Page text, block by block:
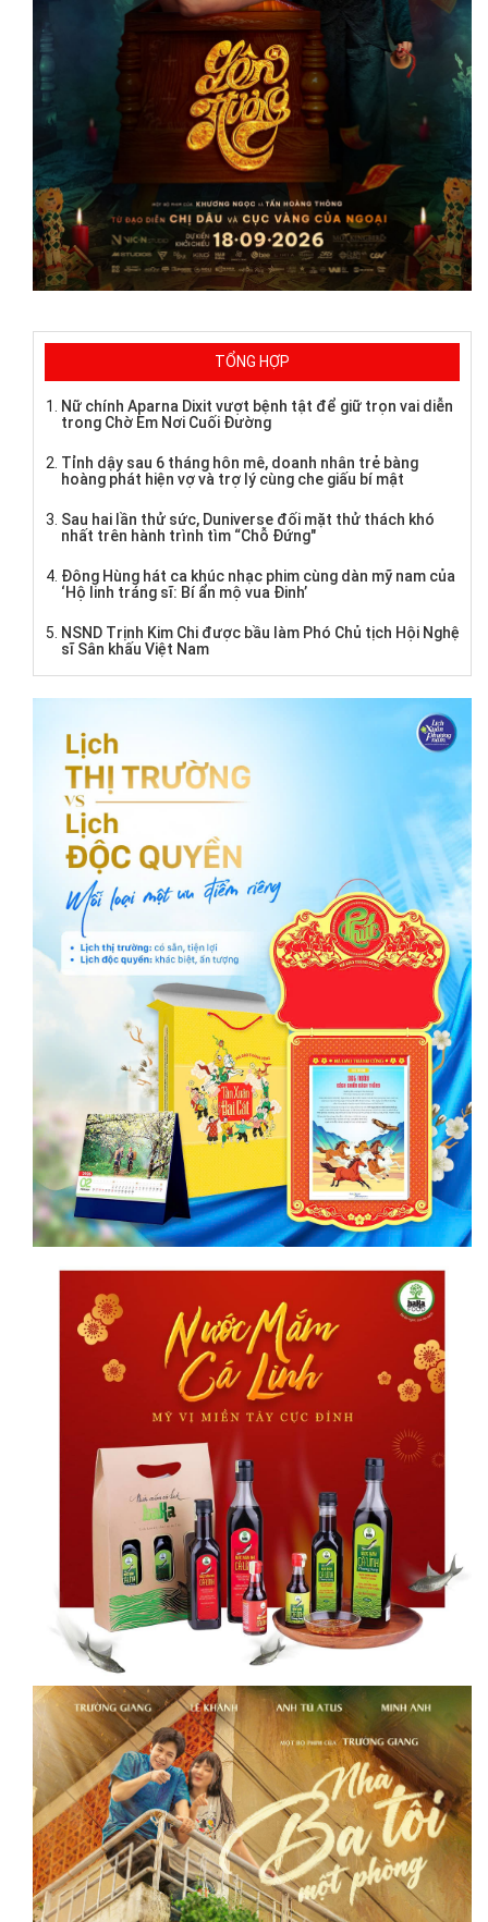
TỔNG HỢP
Nữ chính Aparna Dixit vượt bệnh tật để giữ trọn vai diễn
trong Chờ Em Nơi Cuối Đường
Tỉnh dậy sau 6 tháng hôn mê, doanh nhân trẻ bàng
hoàng phát hiện vợ và trợ lý cùng che giấu bí mật
Sau hai lần thử sức, Duniverse đối mặt thử thách khó
nhất trên hành trình tìm “Chỗ Đứng"
Đông Hùng hát ca khúc nhạc phim cùng dàn mỹ nam của
‘Hộ linh tráng sĩ: Bí ẩn mộ vua Đinh’
NSND Trịnh Kim Chi được bầu làm Phó Chủ tịch Hội Nghệ
sĩ Sân khấu Việt Nam